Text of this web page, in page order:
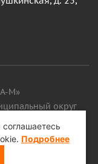
М»
округ
д. 25, стр. 97, ИНН
Подробнее